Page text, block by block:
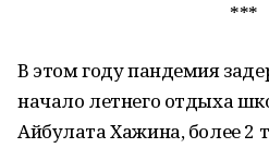
***
В этом году пандемия
начало летнего отдыха
Айбулата Хажина, более 2